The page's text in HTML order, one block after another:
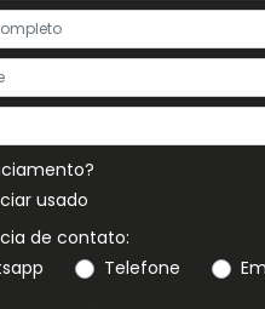
usado
de contato:
Telefone